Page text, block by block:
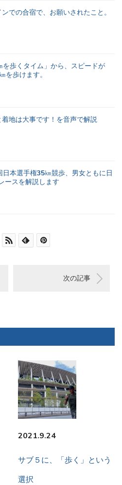
での合宿で、お願いされたこと。
を歩くタイム」から、スピードが
歩けます。
地は大事です！を音声で解説
本選手権35㎞競歩、男女ともに日
スを解説します
次の記事
2021.9.24
サブ５に、「歩く」という
選択